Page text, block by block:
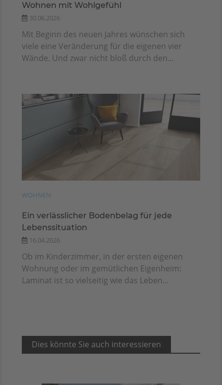
Wohnen mit Wohlgefühl
30.06.2026
Mit Beginn des neuen Jahres wünschen sich
viele eine Veränderung für die eigenen vier
Wände. Und zwar nicht bloß durch den...
WOHNEN
Ein verlässlicher Bodenbelag für jede
Lebenssituation
16.04.2026
Ob im Kinderzimmer, in der ersten eigenen
Wohnung oder im gemütlichen Eigenheim:
Laminat ist so vielseitig wie das Leben...
Dies könnte Sie auch interessieren